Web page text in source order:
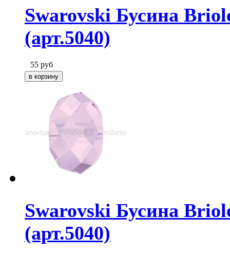
Swarovski Бусина
(арт.5040)
55 руб
Swarovski Бусина
(арт.5040)